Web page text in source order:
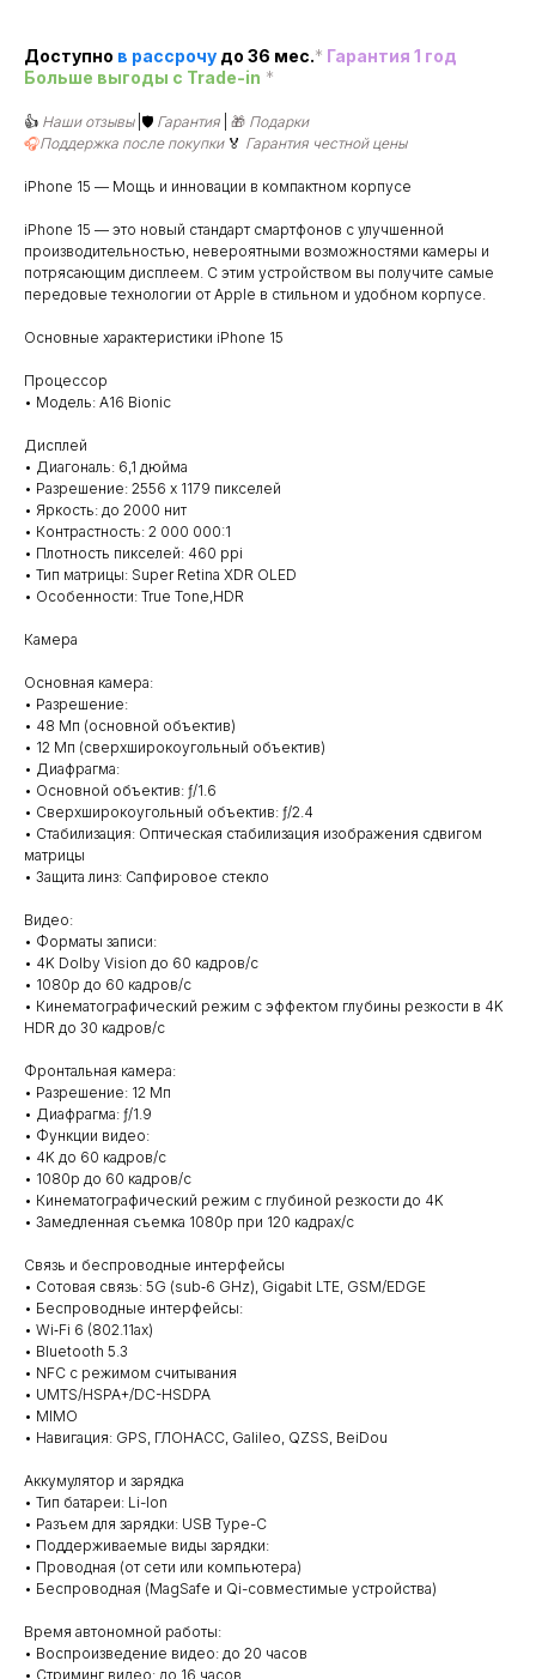
Доступно в рассрочу до 36 мес.* Гарантия 1 год
Больше выгоды c Trade-in *
👍 Наши отзывы |🛡️ Гарантия 🎁 Подарки
🎧Поддержка после покупки 🏅 Гарантия честной цены
iPhone 15 — Мощь и инновации в компактном корпусе
iPhone 15 — это новый стандарт смартфонов с улучшенной
производительностью, невероятными возможностями камеры и
потрясающим дисплеем. С этим устройством вы получите самые
передовые технологии от Apple в стильном и удобном корпусе.
Основные характеристики iPhone 15
Процессор
• Модель: A16 Bionic
Дисплей
• Диагональ: 6,1 дюйма
• Разрешение: 2556 x 1179 пикселей
• Яркость: до 2000 нит
• Контрастность: 2 000 000:1
• Плотность пикселей: 460 ppi
• Тип матрицы: Super Retina XDR OLED
• Особенности: True Tone,HDR
Камера
Основная камера:
• Разрешение:
• 48 Мп (основной объектив)
• 12 Мп (сверхширокоугольный объектив)
• Диафрагма:
• Основной объектив: ƒ/1.6
• Сверхширокоугольный объектив: ƒ/2.4
• Стабилизация: Оптическая стабилизация изображения сдвигом
матрицы
• Защита линз: Сапфировое стекло
Видео:
• Форматы записи:
• 4K Dolby Vision до 60 кадров/с
• 1080p до 60 кадров/с
• Кинематографический режим с эффектом глубины резкости в 4K
HDR до 30 кадров/с
Фронтальная камера:
• Разрешение: 12 Мп
• Диафрагма: ƒ/1.9
• Функции видео:
• 4K до 60 кадров/с
• 1080p до 60 кадров/с
• Кинематографический режим с глубиной резкости до 4K
• Замедленная съемка 1080p при 120 кадрах/с
Связь и беспроводные интерфейсы
• Сотовая связь: 5G (sub‑6 GHz), Gigabit LTE, GSM/EDGE
• Беспроводные интерфейсы:
• Wi‑Fi 6 (802.11ax)
• Bluetooth 5.3
• NFC с режимом считывания
• UMTS/HSPA+/DC-HSDPA
• MIMO
• Навигация: GPS, ГЛОНАСС, Galileo, QZSS, BeiDou
Аккумулятор и зарядка
• Тип батареи: Li-Ion
• Разъем для зарядки: USB Type-C
• Поддерживаемые виды зарядки:
• Проводная (от сети или компьютера)
• Беспроводная (MagSafe и Qi-совместимые устройства)
Время автономной работы:
• Воспроизведение видео: до 20 часов
• Стриминг видео: до 16 часов